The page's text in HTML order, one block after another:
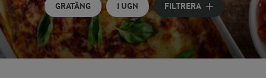
GRATÄNG I UGN FILTRERA